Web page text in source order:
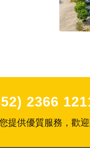
2366
提供優質服務，歡